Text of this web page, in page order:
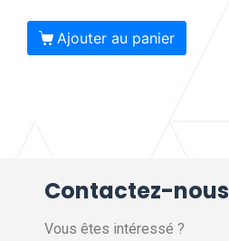
Ajouter au panier
Contactez-nous
Vous êtes intéressé ?